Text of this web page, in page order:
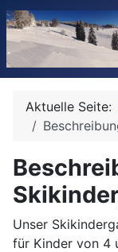
Aktuelle Seite:
Unser
für Kinder von 4